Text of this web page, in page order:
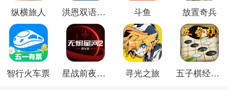
纵横旅人 洪恩双语绘本 斗鱼 放置奇兵
智行火车票 星战前夜：无烬星河 寻光之旅 五子棋经典版